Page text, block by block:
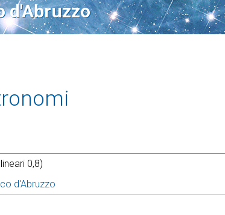
d'Abruzzo
0,8)
d'Abruzzo